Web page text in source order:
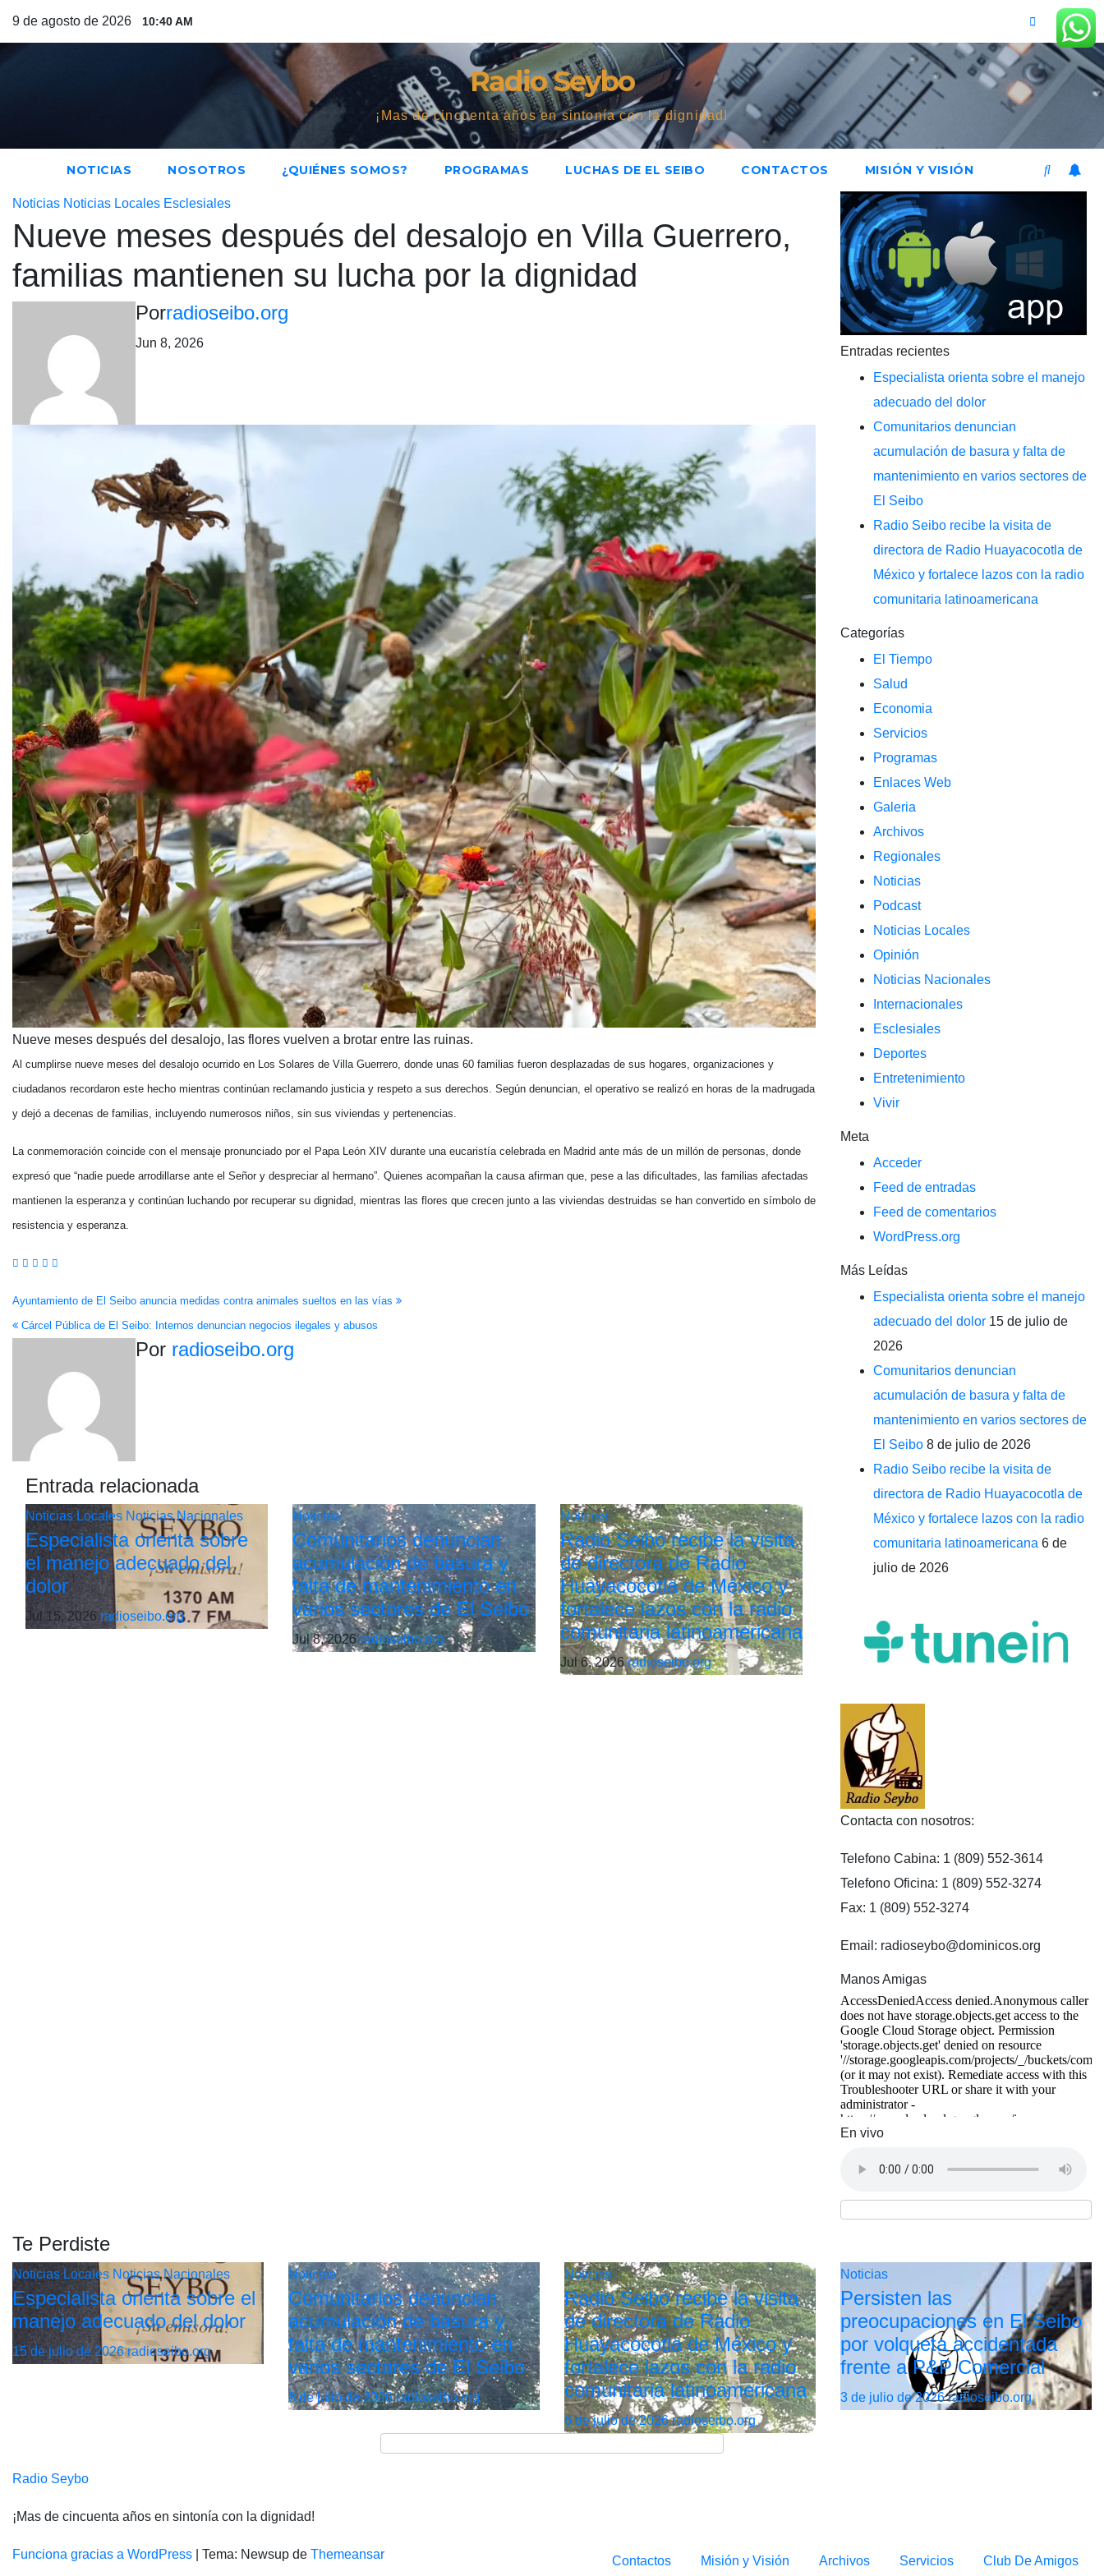
9 de agosto de 2026 10:40 AM
Radio Seybo
¡Mas de cincuenta años en sintonía con la dignidad!
NOTICIAS NOSOTROS ¿QUIÉNES SOMOS? PROGRAMAS LUCHAS DE EL SEIBO CONTACTOS MISIÓN Y VISIÓN
Noticias Noticias Locales Esclesiales
Nueve meses después del desalojo en Villa Guerrero,
familias mantienen su lucha por la dignidad
Porradioseibo.org
Jun 8, 2026
Nueve meses después del desalojo, las flores vuelven a brotar entre las ruinas.
Al cumplirse nueve meses del desalojo ocurrido en Los Solares de Villa Guerrero, donde unas 60 familias fueron desplazadas de sus hogares, organizaciones y
ciudadanos recordaron este hecho mientras continúan reclamando justicia y respeto a sus derechos. Según denuncian, el operativo se realizó en horas de la madrugada
y dejó a decenas de familias, incluyendo numerosos niños, sin sus viviendas y pertenencias.
La conmemoración coincide con el mensaje pronunciado por el Papa León XIV durante una eucaristía celebrada en Madrid ante más de un millón de personas, donde
expresó que “nadie puede arrodillarse ante el Señor y despreciar al hermano”. Quienes acompañan la causa afirman que, pese a las dificultades, las familias afectadas
mantienen la esperanza y continúan luchando por recuperar su dignidad, mientras las flores que crecen junto a las viviendas destruidas se han convertido en símbolo de
resistencia y esperanza.
Navegación
de
entradas
Ayuntamiento de El Seibo anuncia medidas contra animales sueltos en las vías
Cárcel Pública de El Seibo: Internos denuncian negocios ilegales y abusos
Por radioseibo.org
Entrada relacionada
Noticias Locales Noticias Nacionales
Especialista orienta sobre
el manejo adecuado del
dolor
Jul 15, 2026 radioseibo.org
Noticias
Comunitarios denuncian
acumulación de basura y
falta de mantenimiento en
varios sectores de El Seibo
Jul 8, 2026radioseibo.org
Noticias
Radio Seibo recibe la visita
de directora de Radio
Huayacocotla de México y
fortalece lazos con la radio
comunitaria latinoamericana
Jul 6, 2026radioseibo.org
Entradas recientes
Especialista orienta sobre el manejo
adecuado del dolor
Comunitarios denuncian
acumulación de basura y falta de
mantenimiento en varios sectores de
El Seibo
Radio Seibo recibe la visita de
directora de Radio Huayacocotla de
México y fortalece lazos con la radio
comunitaria latinoamericana
Categorías
El Tiempo
Salud
Economia
Servicios
Programas
Enlaces Web
Galeria
Archivos
Regionales
Noticias
Podcast
Noticias Locales
Opinión
Noticias Nacionales
Internacionales
Esclesiales
Deportes
Entretenimiento
Vivir
Meta
Acceder
Feed de entradas
Feed de comentarios
WordPress.org
Más Leídas
Especialista orienta sobre el manejo
adecuado del dolor 15 de julio de
2026
Comunitarios denuncian
acumulación de basura y falta de
mantenimiento en varios sectores de
El Seibo 8 de julio de 2026
Radio Seibo recibe la visita de
directora de Radio Huayacocotla de
México y fortalece lazos con la radio
comunitaria latinoamericana 6 de
julio de 2026
Contacta con nosotros:
Telefono Cabina: 1 (809) 552-3614
Telefono Oficina: 1 (809) 552-3274
Fax: 1 (809) 552-3274
Email: radioseybo@dominicos.org
Manos Amigas
En vivo
Te Perdiste
Noticias Locales Noticias Nacionales
Especialista orienta sobre el
manejo adecuado del dolor
15 de julio de 2026radioseibo.org
Noticias
Comunitarios denuncian
acumulación de basura y
falta de mantenimiento en
varios sectores de El Seibo
8 de julio de 2026radioseibo.org
Noticias
Radio Seibo recibe la visita
de directora de Radio
Huayacocotla de México y
fortalece lazos con la radio
comunitaria latinoamericana
6 de julio de 2026radioseibo.org
Noticias
Persisten las
preocupaciones en El Seibo
por volqueta accidentada
frente a P&P Comercial
3 de julio de 2026radioseibo.org
Radio Seybo
¡Mas de cincuenta años en sintonía con la dignidad!
Funciona gracias a WordPress Tema: Newsup de Themeansar Contactos Misión y Visión Archivos Servicios Club De Amigos